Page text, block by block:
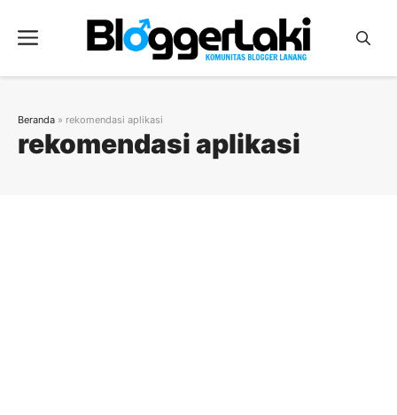
Menu
rekomendasi aplikasi
Beranda » rekomendasi aplikasi